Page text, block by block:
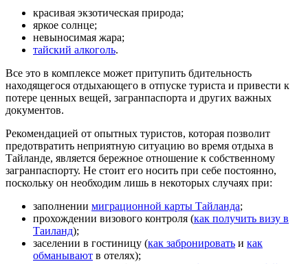
красивая экзотическая природа;
яркое солнце;
невыносимая жара;
тайский алкоголь.
Все это в комплексе может притупить бдительность
находящегося отдыхающего в отпуске туриста и привести к
потере ценных вещей, загранпаспорта и других важных
документов.
Рекомендацией от опытных туристов, которая позволит
предотвратить неприятную ситуацию во время отдыха в
Тайланде, является бережное отношение к собственному
загранпаспорту. Не стоит его носить при себе постоянно,
поскольку он необходим лишь в некоторых случаях при:
заполнении миграционной карты Тайланда;
прохождении визового контроля (как получить визу в
Таиланд);
заселении в гостиницу (как забронировать и как
обманывают в отелях);